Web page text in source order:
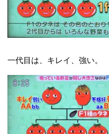
一代目は、キレイ、強い。